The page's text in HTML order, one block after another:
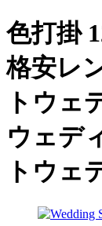
色打掛
格安レ
トウェ
ウェデ
トウェ